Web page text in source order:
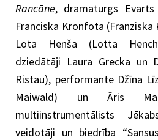
Rancāne, dramaturgs Evarts
Franciska Kronfota
Lota Henša (Lotta
dziedātāji Laura Grecka un
Ristau), performante Džīna
Maiwald) un Āris
multiinstrumentālists
veidotāji un biedrība